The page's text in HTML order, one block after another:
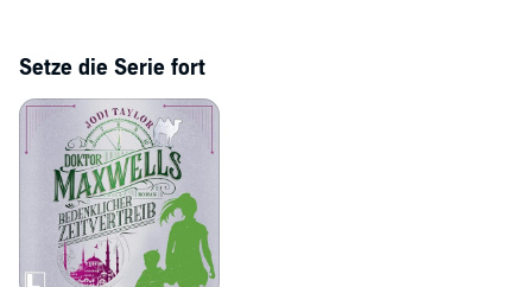
Setze die Serie fort